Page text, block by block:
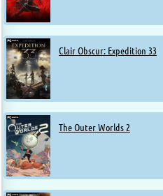
Clair Obscur: Expedition 33
The Outer Worlds 2